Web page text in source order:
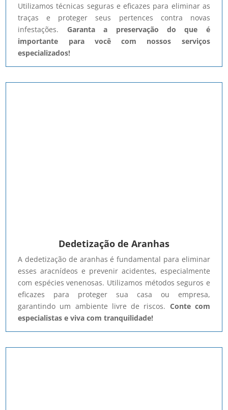
Utilizamos técnicas seguras e eficazes para eliminar as
traças e proteger seus pertences contra novas
infestações. Garanta a preservação do que é
importante para você com nossos serviços
especializados!
Dedetização de Aranhas
A dedetização de aranhas é fundamental para eliminar
esses aracnídeos e prevenir acidentes, especialmente
com espécies venenosas. Utilizamos métodos seguros e
eficazes para proteger sua casa ou empresa,
garantindo um ambiente livre de riscos. Conte com
especialistas e viva com tranquilidade!